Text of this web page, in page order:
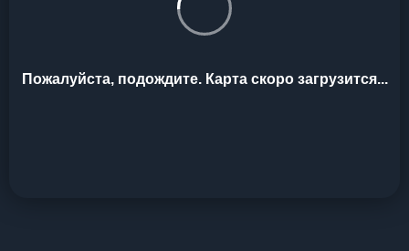
Пожалуйста, подождите. Карта скоро загрузится...